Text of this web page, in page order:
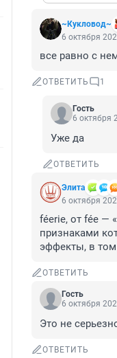
~Кукловод~
6 октября
все равно с
ОТВЕТИТЬ 1
Гость
6 октября
Уже да
ОТВЕТИТЬ
Элита
6 октября
féerie, от fée —
признаками
эффекты, в
ОТВЕТИТЬ
Гость
6 октября
Это не
ОТВЕТИТЬ